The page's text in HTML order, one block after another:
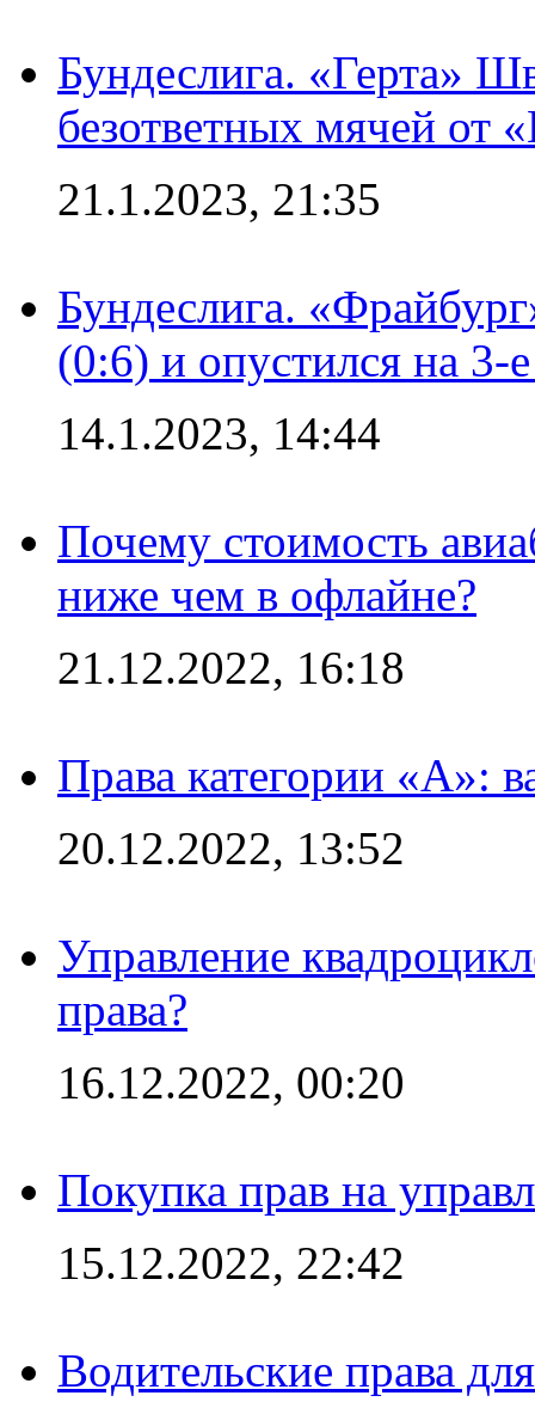
Бундеслига. «Герта»
безответных мячей от
21.1.2023, 21:35
Бундеслига.
(0:6) и опустился на 3-
14.1.2023, 14:44
Почему стоимость
ниже чем в офлайне?
21.12.2022, 16:18
Права категории «А»:
20.12.2022, 13:52
Управление
права?
16.12.2022, 00:20
Покупка прав на
15.12.2022, 22:42
Водительские права